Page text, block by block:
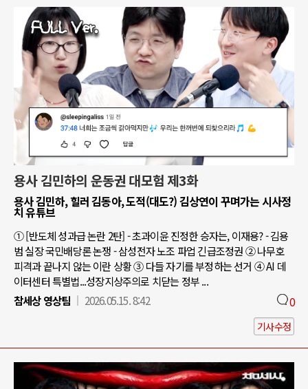
용사 김민하의 운동권 대모험 제3화
용사 김민하, 힐러 김동아, 도적(대도?) 김상연이 꾸며가는 시사정
치 유튜브
① [반도체 성과급 논란 2탄] - 초과이윤 진정한 승자는, 이재용? - 김용
범 실장 국민배당론 논쟁 - 삼성전자 노조 파업 긴급조정권 ② 나무호
피격과 끝나지 않는 이란 상황 ③ 다들 자기를 부정하는 선거 ④ AI 데
이터센터 특별법...성장지상주의로 치닫는 정부 ...
참세상 영상팀
2026.05.15. 8:42 0
기사수정